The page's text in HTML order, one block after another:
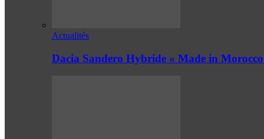
Actualités
Dacia Sandero Hybride « Made in